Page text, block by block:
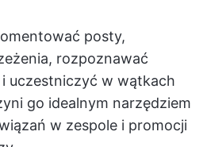
posty,
rozpoznawać
i uczestniczyć w wątkach
go idealnym narzędziem
w zespole i promocji